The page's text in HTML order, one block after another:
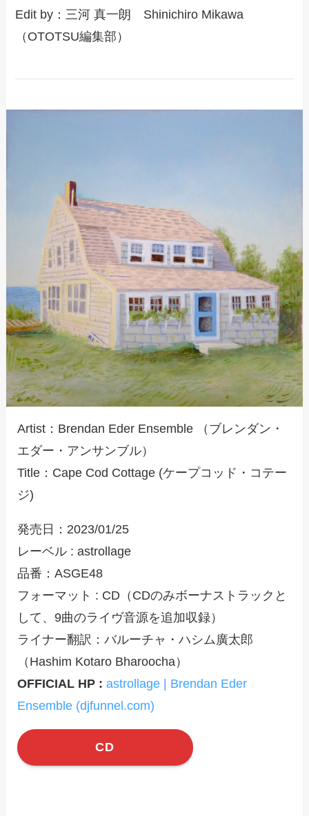
Edit by：三河 真一朗 Shinichiro Mikawa
（OTOTSU編集部）
Artist：Brendan Eder Ensemble （ブレンダン・
エダー・アンサンブル）
Title：Cape Cod Cottage (ケープコッド・コテー
ジ)
発売日：2023/01/25
レーベル : astrollage
品番：ASGE48
​フォーマット : CD​（CDのみボーナストラックと
して、9曲のライヴ音源を追加収録）
ライナー翻訳：バルーチャ・ハシム廣太郎
（Hashim Kotaro Bharoocha）
OFFICIAL HP :astrollage | Brendan Eder
Ensemble (djfunnel.com)
CD